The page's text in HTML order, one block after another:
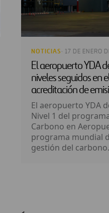
NOTICIAS · 17 DE ENERO
El aeropuerto YDA
niveles seguidos en
acreditación de
El aeropuerto YDA
Nivel 1 del
Carbono en
programa mundial
gestión del